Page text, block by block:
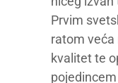
Prvim
ratom veća
kvalitet te